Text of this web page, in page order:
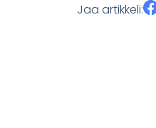
Jaa artikkeli: